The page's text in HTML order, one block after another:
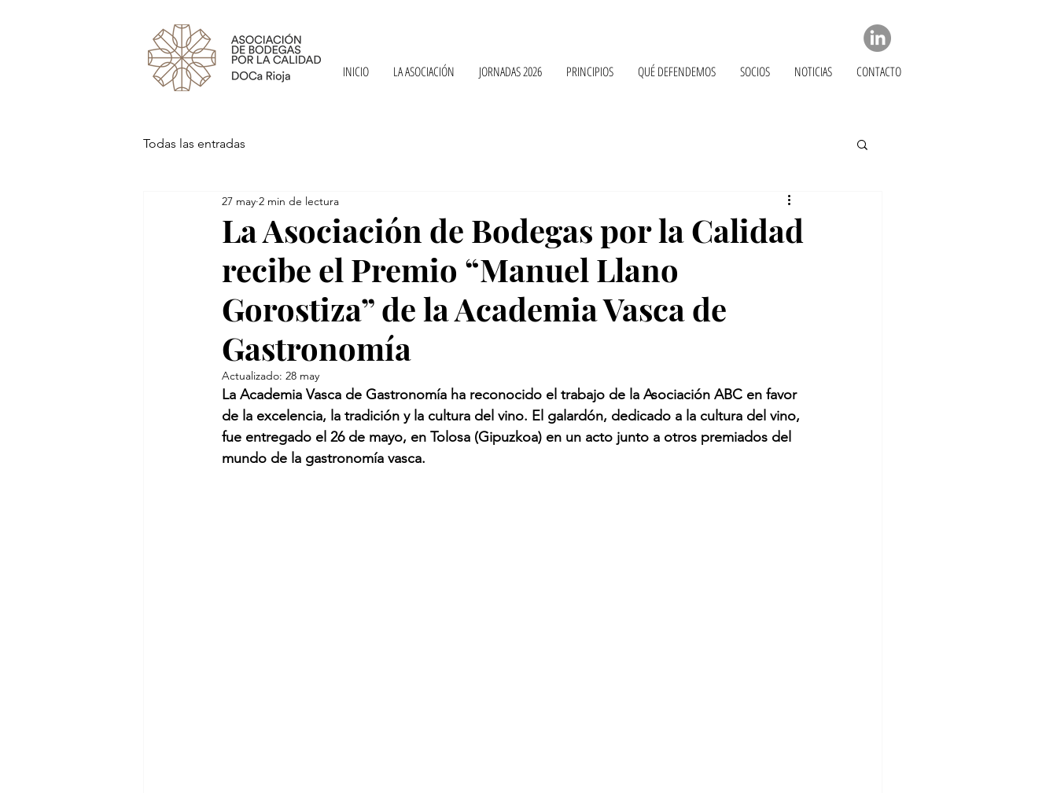
INICIO LA ASOCIACIÓN JORNADAS 2026 PRINCIPIOS QUÉ DEFENDEMOS SOCIOS NOTICIAS CONTACTO
Todas las entradas
La Asociación de Bodegas por la Calidad
recibe el Premio “Manuel Llano
Gorostiza” de la Academia Vasca de
Gastronomía
27 may 2 min de lectura
Actualizado: 28 may
La Academia Vasca de Gastronomía ha reconocido el trabajo de la Asociación ABC en favor
de la excelencia, la tradición y la cultura del vino. El galardón, dedicado a la cultura del vino,
fue entregado el 26 de mayo, en Tolosa (Gipuzkoa) en un acto junto a otros premiados del
mundo de la gastronomía vasca.